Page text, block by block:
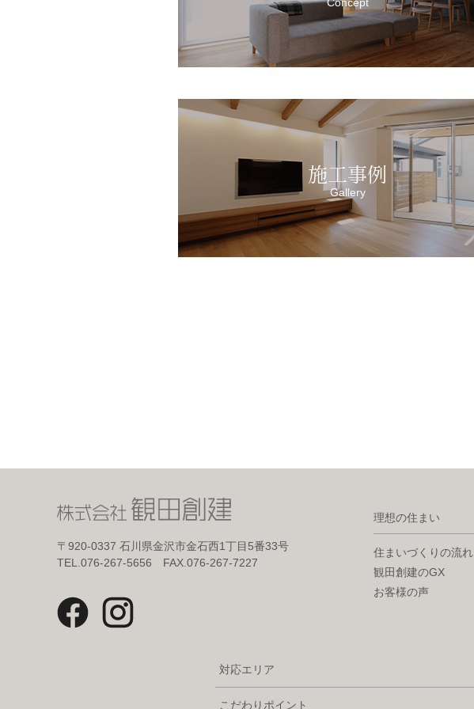
Concept
施工事例
Gallery
〒920-0337 石川県金沢市金石西1丁目5番33号
TEL.076-267-5656 FAX.076-267-7227
理想の住まい
住まいづくりの流れ
観田創建のGX
お客様の声
対応エリア
こだわりポイント